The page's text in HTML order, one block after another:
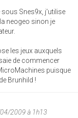
Snes9x, j'utilise
neogeo sinon je
les jeux auxquels
de commencer
puisque
Brunhild !
2009 à 1h13